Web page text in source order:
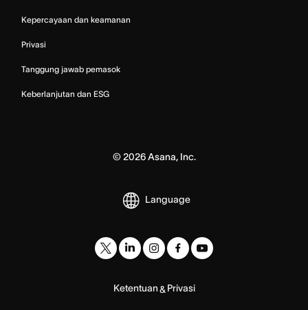
Kepercayaan dan keamanan
Privasi
Tanggung jawab pemasok
Keberlanjutan dan ESG
© 2026Asana, Inc.
Language
Ketentuan& Privasi